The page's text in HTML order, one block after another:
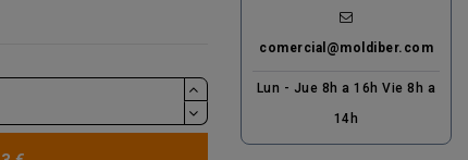
comercial@moldiber.com
Lun - Jue 8h a 16h Vie 8h a
14h